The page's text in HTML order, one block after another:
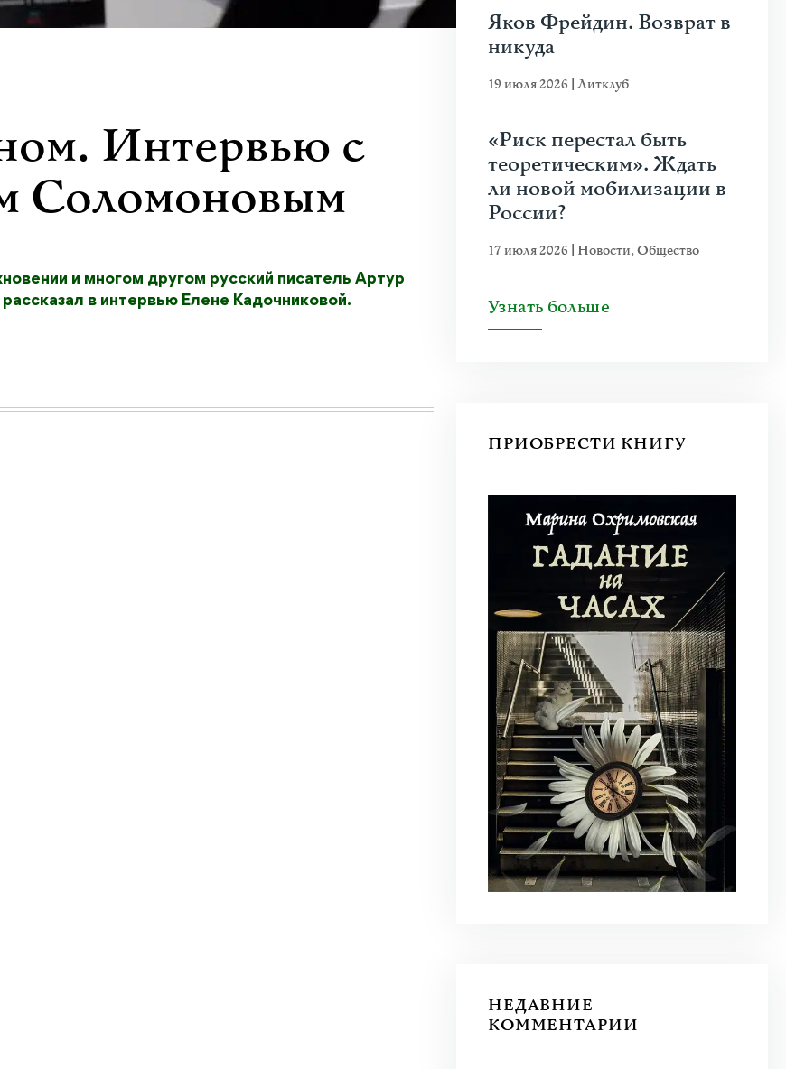
Интервью с
Соломоновым
и многом другом русский писатель Артур
в интервью Елене Кадочниковой.
Яков Фрейдин. Возврат в
никуда
19 июля 2026 Литклуб
«Риск перестал быть
теоретическим». Ждать
ли новой мобилизации в
России?
17 июля 2026 Новости,Общество
Узнать больше
ПРИОБРЕСТИ КНИГУ
НЕДАВНИЕ
КОММЕНТАРИИ